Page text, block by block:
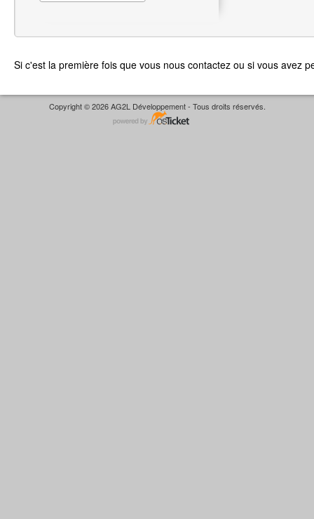
Si c'est la première fois que vous nous contactez ou si vous avez
Copyright © 2026 AG2L Développement - Tous droits réservés.